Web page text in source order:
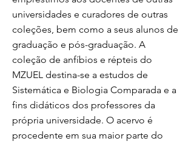
universidades e curadores de outras
coleções, bem como a seus alunos de
graduação e pós-graduação. A
coleção de anfíbios e répteis do
MZUEL destina-se a estudos de
Sistemática e Biologia Comparada e a
fins didáticos dos professores da
própria universidade. O acervo é
procedente em sua maior parte do